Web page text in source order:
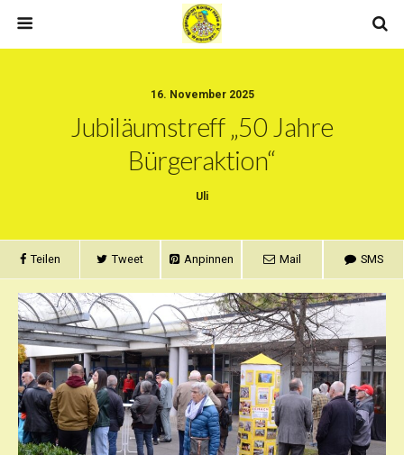
16. November 2025
Jubiläumstreff „50 Jahre
Bürgeraktion“
Uli
Teilen Tweet Anpinnen Mail SMS